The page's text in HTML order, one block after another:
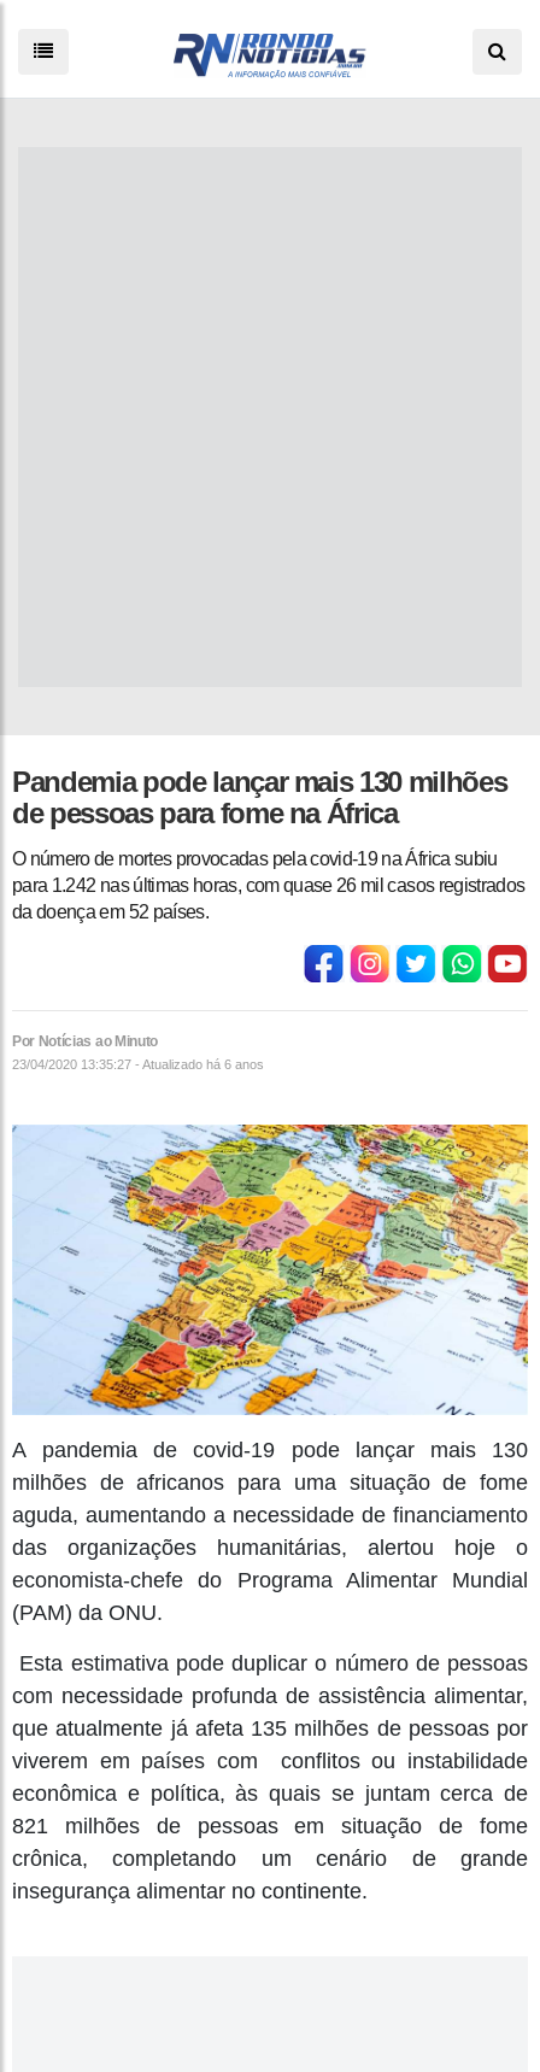
Pandemia pode lançar mais 130 milhões
de pessoas para fome na África
O número de mortes provocadas pela covid-19 na África subiu
para 1.242 nas últimas horas, com quase 26 mil casos registrados
da doença em 52 países.
Por Notícias ao Minuto
23/04/2020 13:35:27 - Atualizado há 6 anos
A
pandemia de covid-19 pode lançar mais 130
milhões de africanos para uma situação de fome
aguda, aumentando a necessidade de financiamento
das organizações humanitárias, alertou hoje o
economista-chefe do Programa Alimentar Mundial
(PAM) da ONU.
Esta estimativa pode duplicar o número de pessoas
com necessidade profunda de assistência alimentar,
que atualmente já afeta 135 milhões de pessoas por
viverem em países com conflitos ou instabilidade
econômica e política, às quais se juntam cerca de
821 milhões de pessoas em situação de fome
crônica, completando um cenário de grande
insegurança alimentar no continente.